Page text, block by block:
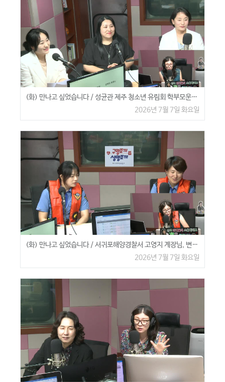
(화) 만나고 싶었습니다 / 성균관 제주 청소년 유림회 학부모운영위원회 강혜정회장님, 김수민제주지부 부회장님, 김은정 사무국장님
2026년 7월 7일 화요일
(화) 만나고 싶었습니다 / 서귀포해양경찰서 고영지 계장님, 변서연 반장님
2026년 7월 7일 화요일